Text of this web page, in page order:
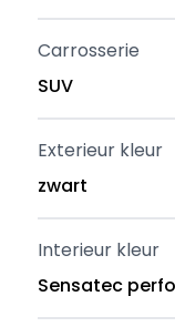
Carrosserie
SUV
Exterieur kleur
zwart
Interieur kleur
Sensatec